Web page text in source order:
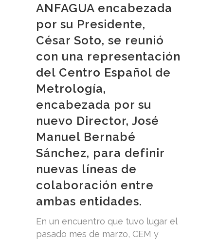
ANFAGUA encabezada
por su Presidente,
César Soto, se reunió
con una representación
del Centro Español de
Metrología,
encabezada por su
nuevo Director, José
Manuel Bernabé
Sánchez, para definir
nuevas líneas de
colaboración entre
ambas entidades.
En un encuentro que tuvo lugar el
pasado mes de marzo, CEM y